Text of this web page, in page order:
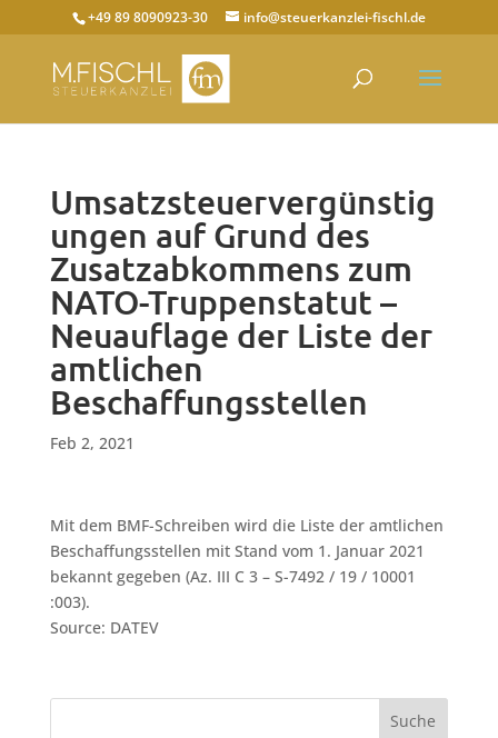
+49 89 8090923-30 info@steuerkanzlei-fischl.de
Umsatzsteuervergünstig
ungen auf Grund des
Zusatzabkommens zum
NATO-Truppenstatut –
Neuauflage der Liste der
amtlichen
Beschaffungsstellen
Feb 2, 2021
Mit dem BMF-Schreiben wird die Liste der amtlichen
Beschaffungsstellen mit Stand vom 1. Januar 2021
bekannt gegeben (Az. III C 3 – S-7492 / 19 / 10001
:003).
Source: DATEV